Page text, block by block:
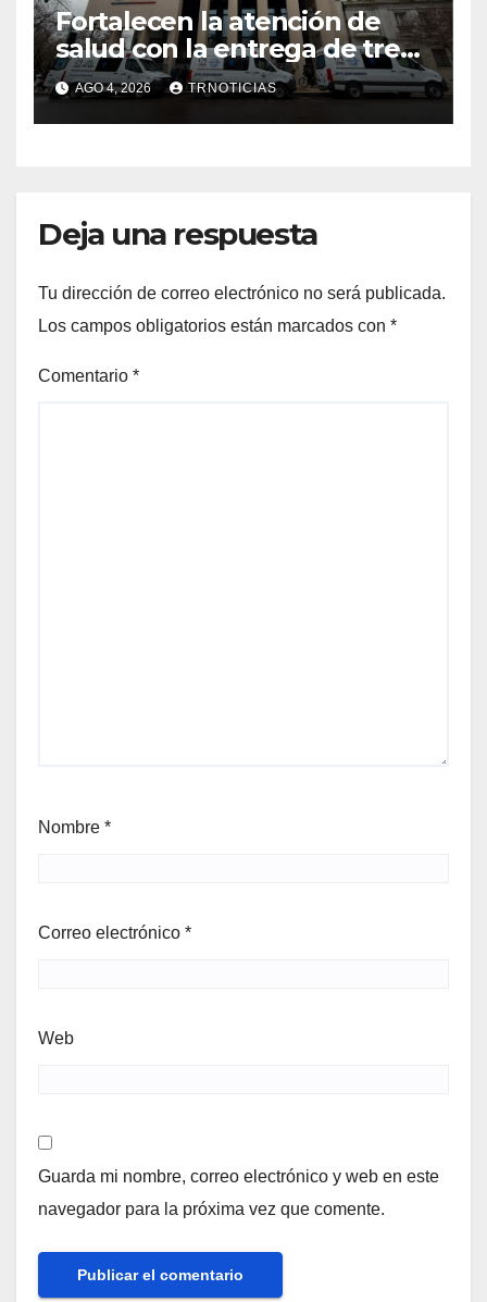
Fortalecen la atención de
salud con la entrega de tres
nuevas ambulancias para
Cauquenes y Sagrada Familia
AGO 4, 2026 TRNOTICIAS
Deja una respuesta
Tu dirección de correo electrónico no será publicada.
Los campos obligatorios están marcados con *
Comentario *
Nombre *
Correo electrónico *
Web
Guarda mi nombre, correo electrónico y web en este
navegador para la próxima vez que comente.